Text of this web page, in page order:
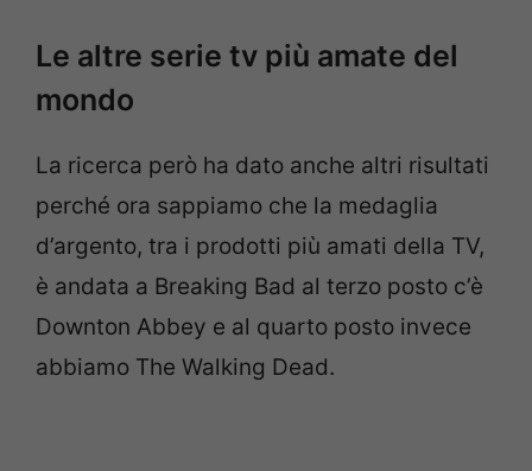
Le altre serie tv più amate del
mondo
La ricerca però ha dato anche altri risultati
perché ora sappiamo che la medaglia
d’argento, tra i prodotti più amati della TV,
è andata a Breaking Bad al terzo posto c’è
Downton Abbey e al quarto posto invece
abbiamo The Walking Dead.